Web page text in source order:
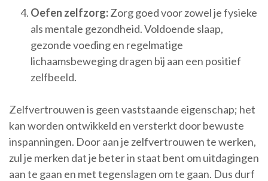
Oefen zelfzorg:Zorg goed voor zowel je fysieke
als mentale gezondheid. Voldoende slaap,
gezonde voeding en regelmatige
lichaamsbeweging dragen bij aan een positief
zelfbeeld.
Zelfvertrouwen is geen vaststaande eigenschap; het
kan worden ontwikkeld en versterkt door bewuste
inspanningen. Door aan je zelfvertrouwen te werken,
zul je merken dat je beter in staat bent om uitdagingen
aan te gaan en met tegenslagen om te gaan. Dus durf